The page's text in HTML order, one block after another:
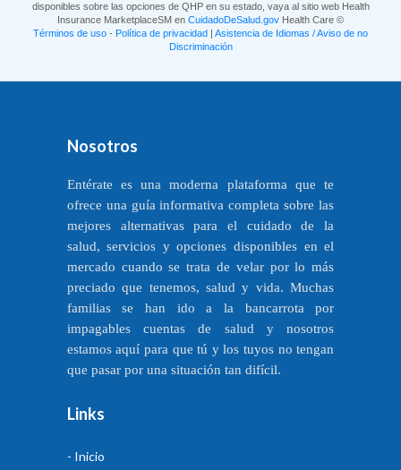
disponibles sobre las opciones de QHP en su estado, vaya al sitio web Health
Insurance MarketplaceSM en CuidadoDeSalud.gov Health Care ©
Términos de uso - Política de privacidad
Asistencia de Idiomas / Aviso de no
Discriminación
Nosotros
Entérate es una moderna plataforma que te
ofrece una guía informativa completa sobre las
mejores alternativas para el cuidado de la
salud, servicios y opciones disponibles en el
mercado cuando se trata de velar por lo más
preciado que tenemos, salud y vida. Muchas
familias se han ido a la bancarrota por
impagables cuentas de salud y nosotros
estamos aquí para que tú y los tuyos no tengan
que pasar por una situación tan difícil.
Links
- Inicio